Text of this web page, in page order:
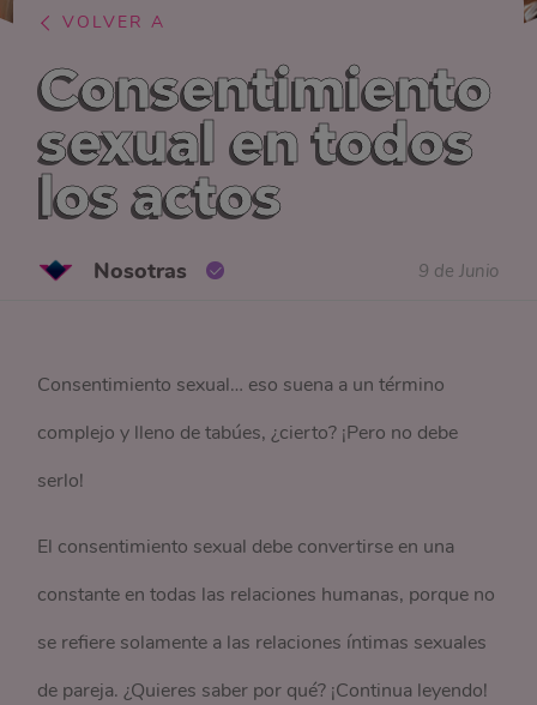
VOLVER A
Consentimiento
sexual en todos
los actos
Nosotras 9 de Junio
Consentimiento sexual… eso suena a un término
complejo y lleno de tabúes, ¿cierto? ¡Pero no debe
serlo!
El consentimiento sexual debe convertirse en una
constante en todas las relaciones humanas, porque no
se refiere solamente a las relaciones íntimas sexuales
de pareja. ¿Quieres saber por qué? ¡Continua leyendo!